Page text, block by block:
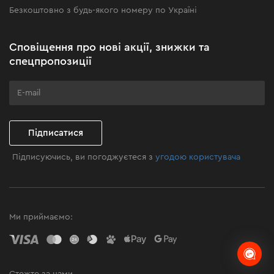
Клуб майстерності
Безкоштовно з будь-якого номеру по Україні
Сповіщення про нові акції, знижки та
спецпропозиції
Підписатися
Підписуючись, ви погоджуєтеся зугодою користувача
Ми приймаємо: